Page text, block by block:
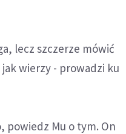
lecz szczerze mówić
wierzy - prowadzi ku
powiedz Mu o tym. On